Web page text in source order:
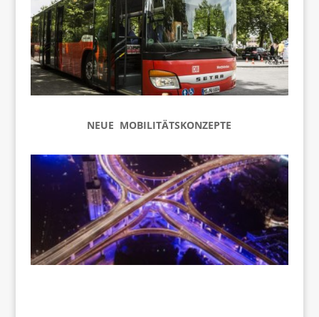
NEUE MOBILITÄTSKONZEPTE